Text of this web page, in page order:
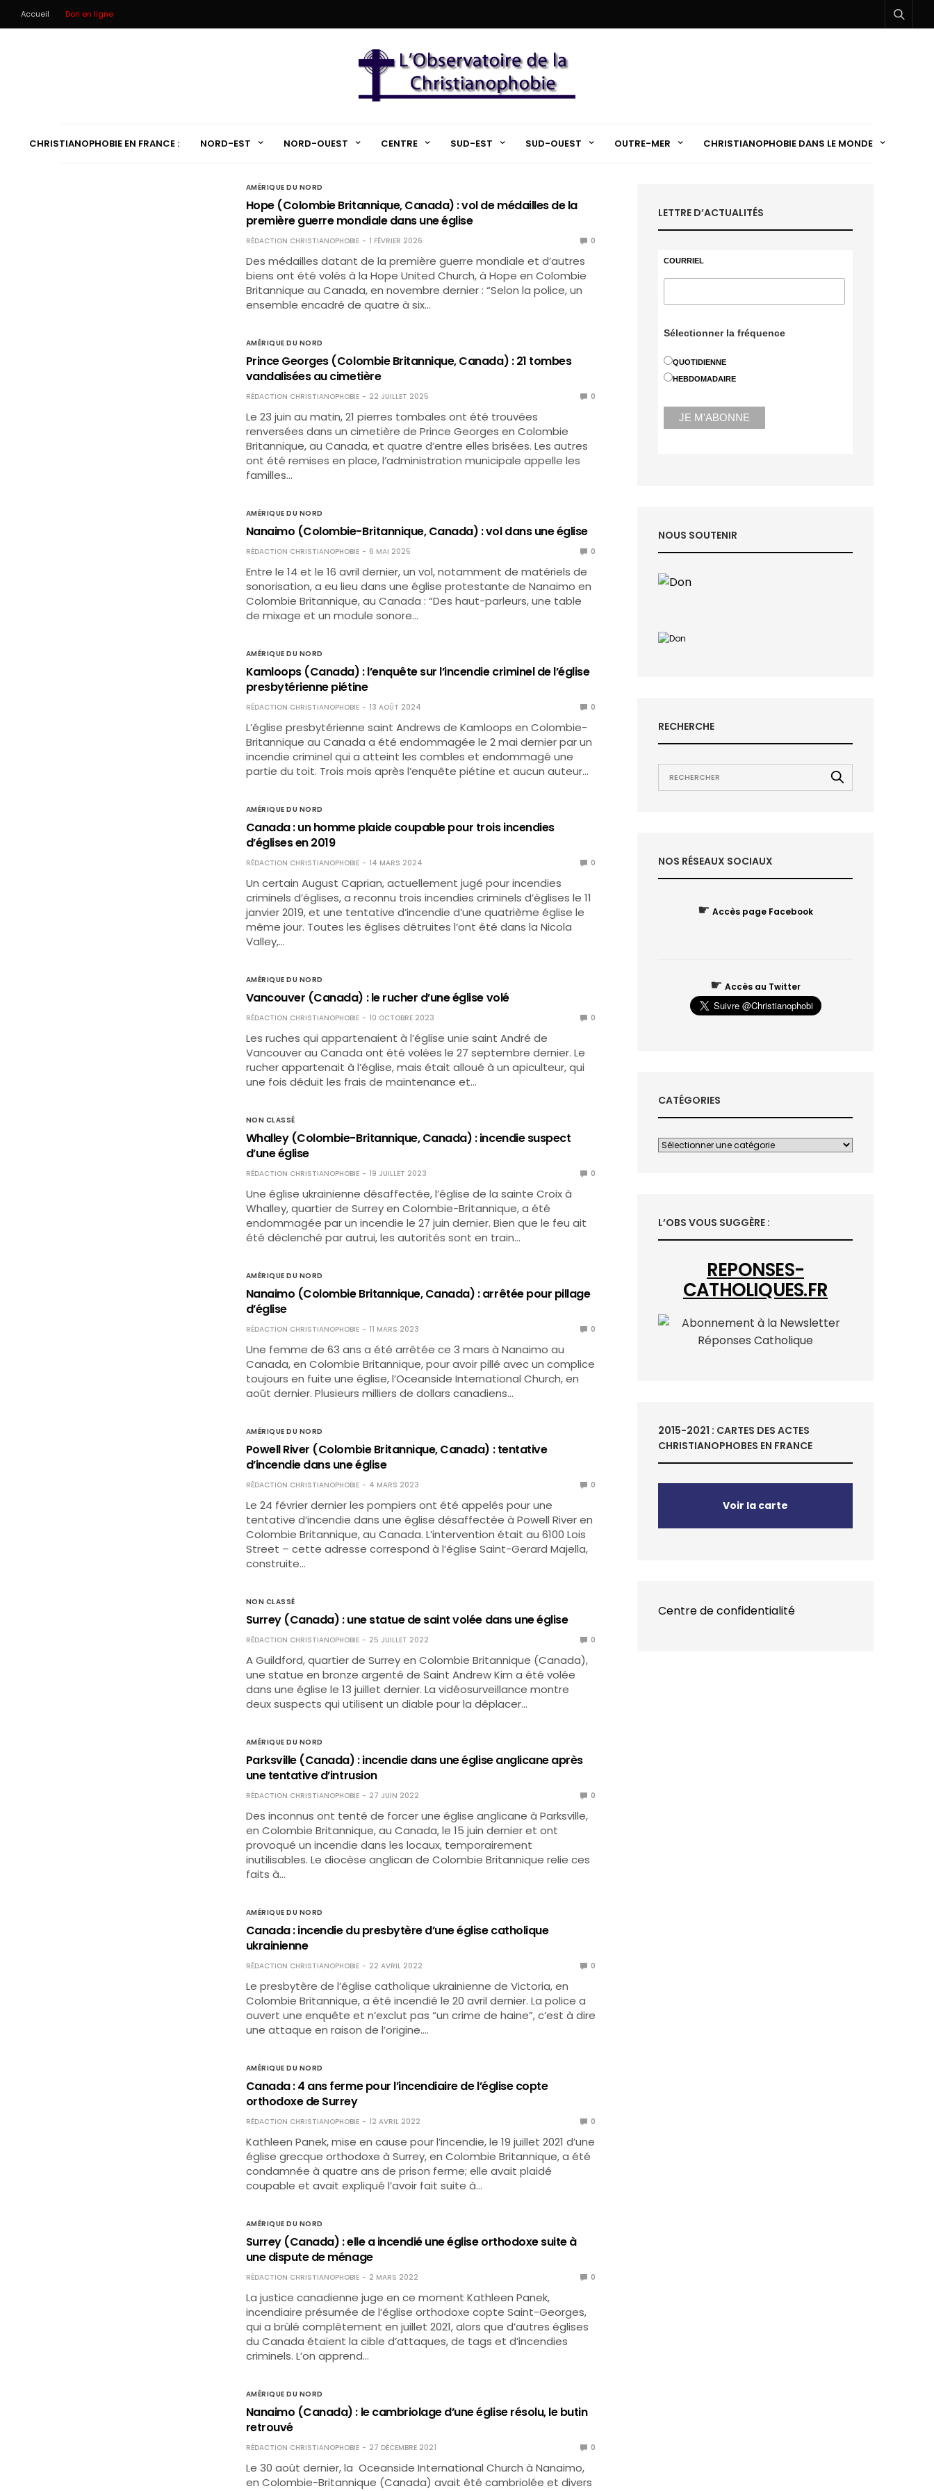
Accueil Don en ligne
CHRISTIANOPHOBIE EN FRANCE : NORD-EST NORD-OUEST CENTRE SUD-EST SUD-OUEST OUTRE-MER CHRISTIANOPHOBIE DANS LE MONDE
AMÉRIQUE DU NORD
Hope (Colombie Britannique, Canada) : vol de médailles de la
première guerre mondiale dans une église
RÉDACTION CHRISTIANOPHOBIE 1 FÉVRIER 2026 0
Des médailles datant de la première guerre mondiale et d’autres
biens ont été volés à la Hope United Church, à Hope en Colombie
Britannique au Canada, en novembre dernier : “Selon la police, un
ensemble encadré de quatre à six…
AMÉRIQUE DU NORD
Prince Georges (Colombie Britannique, Canada) : 21 tombes
vandalisées au cimetière
RÉDACTION CHRISTIANOPHOBIE 22 JUILLET 2025 0
Le 23 juin au matin, 21 pierres tombales ont été trouvées
renversées dans un cimetière de Prince Georges en Colombie
Britannique, au Canada, et quatre d’entre elles brisées. Les autres
ont été remises en place, l’administration municipale appelle les
familles…
AMÉRIQUE DU NORD
Nanaimo (Colombie-Britannique, Canada) : vol dans une église
RÉDACTION CHRISTIANOPHOBIE 6 MAI 2025 0
Entre le 14 et le 16 avril dernier, un vol, notamment de matériels de
sonorisation, a eu lieu dans une église protestante de Nanaimo en
Colombie Britannique, au Canada : “Des haut-parleurs, une table
de mixage et un module sonore…
AMÉRIQUE DU NORD
Kamloops (Canada) : l’enquête sur l’incendie criminel de l’église
presbytérienne piétine
RÉDACTION CHRISTIANOPHOBIE 13 AOÛT 2024 0
L’église presbytérienne saint Andrews de Kamloops en Colombie-
Britannique au Canada a été endommagée le 2 mai dernier par un
incendie criminel qui a atteint les combles et endommagé une
partie du toit. Trois mois après l’enquête piétine et aucun auteur…
AMÉRIQUE DU NORD
Canada : un homme plaide coupable pour trois incendies
d’églises en 2019
RÉDACTION CHRISTIANOPHOBIE 14 MARS 2024 0
Un certain August Caprian, actuellement jugé pour incendies
criminels d’églises, a reconnu trois incendies criminels d’églises le 11
janvier 2019, et une tentative d’incendie d’une quatrième église le
même jour. Toutes les églises détruites l’ont été dans la Nicola
Valley,…
AMÉRIQUE DU NORD
Vancouver (Canada) : le rucher d’une église volé
RÉDACTION CHRISTIANOPHOBIE 10 OCTOBRE 2023 0
Les ruches qui appartenaient à l’église unie saint André de
Vancouver au Canada ont été volées le 27 septembre dernier. Le
rucher appartenait à l’église, mais était alloué à un apiculteur, qui
une fois déduit les frais de maintenance et…
NON CLASSÉ
Whalley (Colombie-Britannique, Canada) : incendie suspect
d’une église
RÉDACTION CHRISTIANOPHOBIE 19 JUILLET 2023 0
Une église ukrainienne désaffectée, l’église de la sainte Croix à
Whalley, quartier de Surrey en Colombie-Britannique, a été
endommagée par un incendie le 27 juin dernier. Bien que le feu ait
été déclenché par autrui, les autorités sont en train…
AMÉRIQUE DU NORD
Nanaimo (Colombie Britannique, Canada) : arrêtée pour pillage
d’église
RÉDACTION CHRISTIANOPHOBIE 11 MARS 2023 0
Une femme de 63 ans a été arrêtée ce 3 mars à Nanaimo au
Canada, en Colombie Britannique, pour avoir pillé avec un complice
toujours en fuite une église, l’Oceanside International Church, en
août dernier. Plusieurs milliers de dollars canadiens…
AMÉRIQUE DU NORD
Powell River (Colombie Britannique, Canada) : tentative
d’incendie dans une église
RÉDACTION CHRISTIANOPHOBIE 4 MARS 2023 0
Le 24 février dernier les pompiers ont été appelés pour une
tentative d’incendie dans une église désaffectée à Powell River en
Colombie Britannique, au Canada. L’intervention était au 6100 Lois
Street – cette adresse correspond à l’église Saint-Gerard Majella,
construite…
NON CLASSÉ
Surrey (Canada) : une statue de saint volée dans une église
RÉDACTION CHRISTIANOPHOBIE 25 JUILLET 2022 0
A Guildford, quartier de Surrey en Colombie Britannique (Canada),
une statue en bronze argenté de Saint Andrew Kim a été volée
dans une église le 13 juillet dernier. La vidéosurveillance montre
deux suspects qui utilisent un diable pour la déplacer…
AMÉRIQUE DU NORD
Parksville (Canada) : incendie dans une église anglicane après
une tentative d’intrusion
RÉDACTION CHRISTIANOPHOBIE 27 JUIN 2022 0
Des inconnus ont tenté de forcer une église anglicane à Parksville,
en Colombie Britannique, au Canada, le 15 juin dernier et ont
provoqué un incendie dans les locaux, temporairement
inutilisables. Le diocèse anglican de Colombie Britannique relie ces
faits à…
AMÉRIQUE DU NORD
Canada : incendie du presbytère d’une église catholique
ukrainienne
RÉDACTION CHRISTIANOPHOBIE 22 AVRIL 2022 0
Le presbytère de l’église catholique ukrainienne de Victoria, en
Colombie Britannique, a été incendié le 20 avril dernier. La police a
ouvert une enquête et n’exclut pas “un crime de haine”, c’est à dire
une attaque en raison de l’origine.…
AMÉRIQUE DU NORD
Canada : 4 ans ferme pour l’incendiaire de l’église copte
orthodoxe de Surrey
RÉDACTION CHRISTIANOPHOBIE 12 AVRIL 2022 0
Kathleen Panek, mise en cause pour l’incendie, le 19 juillet 2021 d’une
église grecque orthodoxe à Surrey, en Colombie Britannique, a été
condamnée à quatre ans de prison ferme; elle avait plaidé
coupable et avait expliqué l’avoir fait suite à…
AMÉRIQUE DU NORD
Surrey (Canada) : elle a incendié une église orthodoxe suite à
une dispute de ménage
RÉDACTION CHRISTIANOPHOBIE 2 MARS 2022 0
La justice canadienne juge en ce moment Kathleen Panek,
incendiaire présumée de l’église orthodoxe copte Saint-Georges,
qui a brûlé complètement en juillet 2021, alors que d’autres églises
du Canada étaient la cible d’attaques, de tags et d’incendies
criminels. L’on apprend…
AMÉRIQUE DU NORD
Nanaimo (Canada) : le cambriolage d’une église résolu, le butin
retrouvé
RÉDACTION CHRISTIANOPHOBIE 27 DÉCEMBRE 2021 0
Le 30 août dernier, la Oceanside International Church à Nanaimo,
en Colombie-Britannique (Canada) avait été cambriolée et divers
LETTRE D’ACTUALITÉS
COURRIEL
Sélectionner la fréquence
QUOTIDIENNE
HEBDOMADAIRE
NOUS SOUTENIR
RECHERCHE
NOS RÉSEAUX SOCIAUX
☛ Accès page Facebook
☛ Accès au Twitter
CATÉGORIES
L’OBS VOUS SUGGÈRE :
REPONSES-
CATHOLIQUES.FR
2015-2021 : CARTES DES ACTES
CHRISTIANOPHOBES EN FRANCE
Voir la carte
Centre de confidentialité